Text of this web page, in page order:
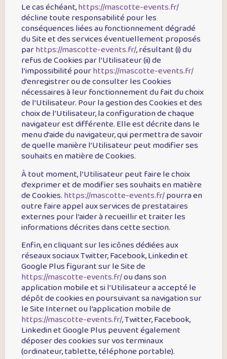
Le cas échéant,https://mascotte-events.fr/
décline toute responsabilité pour les
conséquences liées au fonctionnement dégradé
du Site et des services éventuellement proposés
parhttps://mascotte-events.fr/, résultant (i) du
refus de Cookies par l’Utilisateur (ii) de
l’impossibilité pourhttps://mascotte-events.fr/
d’enregistrer ou de consulter les Cookies
nécessaires à leur fonctionnement du fait du choix
de l’Utilisateur. Pour la gestion des Cookies et des
choix de l’Utilisateur, la configuration de chaque
navigateur est différente. Elle est décrite dans le
menu d’aide du navigateur, qui permettra de savoir
de quelle manière l’Utilisateur peut modifier ses
souhaits en matière de Cookies.
À tout moment, l’Utilisateur peut faire le choix
d’exprimer et de modifier ses souhaits en matière
de Cookies.https://mascotte-events.fr/pourra en
outre faire appel aux services de prestataires
externes pour l’aider à recueillir et traiter les
informations décrites dans cette section.
Enfin, en cliquant sur les icônes dédiées aux
réseaux sociaux Twitter, Facebook, Linkedin et
Google Plus figurant sur le Site de
https://mascotte-events.fr/ou dans son
application mobile et si l’Utilisateur a accepté le
dépôt de cookies en poursuivant sa navigation sur
le Site Internet ou l’application mobile de
https://mascotte-events.fr/, Twitter, Facebook,
Linkedin et Google Plus peuvent également
déposer des cookies sur vos terminaux
(ordinateur, tablette, téléphone portable).